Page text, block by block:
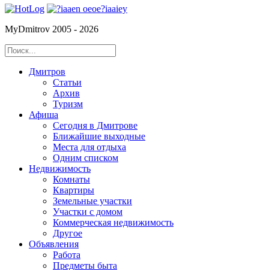
MyDmitrov 2005 - 2026
Дмитров
Статьи
Архив
Туризм
Афиша
Сегодня в Дмитрове
Ближайшие выходные
Места для отдыха
Одним списком
Недвижимость
Комнаты
Квартиры
Земельные участки
Участки с домом
Коммерческая недвижимость
Другое
Объявления
Работа
Предметы быта